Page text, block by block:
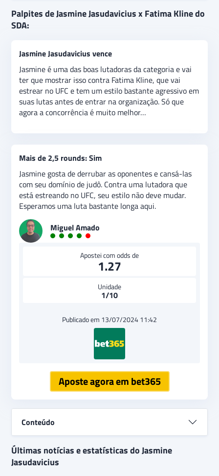
Jasmine Jasudavicius e Fatima Kline se enfrentam
pela Flyweight em luta bastante interessante no UFC
estreia no UFC.
Palpites de Jasmine Jasudavicius x Fatima Kline do
SDA:
Jasmine Jasudavicius vence
Jasmine é uma das boas lutadoras da categoria e vai
ter que mostrar isso contra Fatima Kline, que vai
estrear no UFC e tem um estilo bastante agressivo em
suas lutas antes de entrar na organização. Só que
agora a concorrência é muito melhor…
Mais de 2,5 rounds: Sim
Jasmine gosta de derrubar as oponentes e cansá-las
com seu domínio de judô. Contra uma lutadora que
está estreando no UFC, seu estilo não deve mudar.
Esperamos uma luta bastante longa aqui.
Miguel Amado
Apostei com odds de
1.27
Unidade
1/10
Publicado em 13/07/2024 11:42
Aposte agora em bet365
Conteúdo
Últimas notícias e estatísticas do Jasmine
Jasudavicius